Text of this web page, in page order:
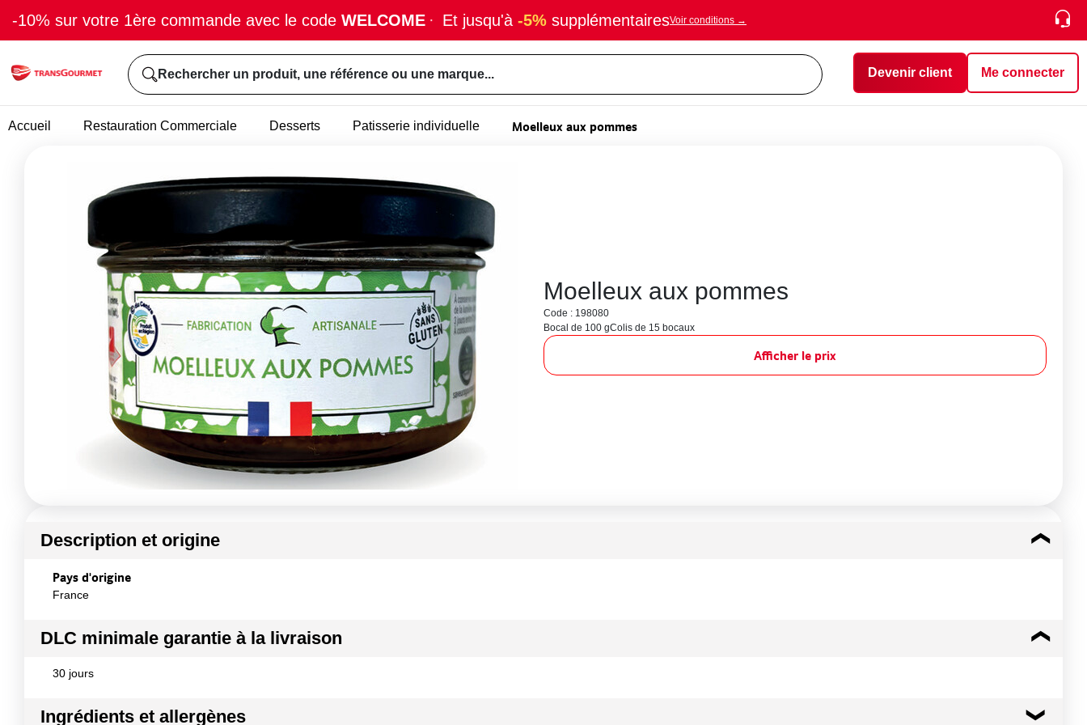
-10% sur votre 1ère commande avec le code WELCOME · Et jusqu'à -5% supplémentairesVoir conditions →
Rechercher un produit, une référence ou une marque... Devenir client Me connecter
Accueil Restauration Commerciale Desserts Patisserie individuelle Moelleux aux pommes
Moelleux aux pommes
Code : 198080
Bocal de 100 gColis de 15 bocaux
Afficher le prix
Description et origine
Pays d'origine
France
DLC minimale garantie à la livraison
30 jours
Ingrédients et allergènes